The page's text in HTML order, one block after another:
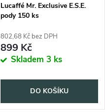
Lucaffé Mr. Exclusive E.S.E.
pody 150 ks
802,68 Kč bez DPH
899 Kč
Skladem 3 ks
DO KOŠÍKU